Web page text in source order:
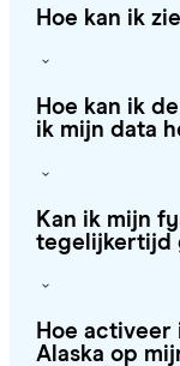
Hoe kan ik
Hoe kan ik
ik mijn data
Kan ik mijn
tegelijkertijd
Hoe activeer
Alaska op